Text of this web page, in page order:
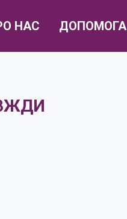
НАС ДОПОМОГА